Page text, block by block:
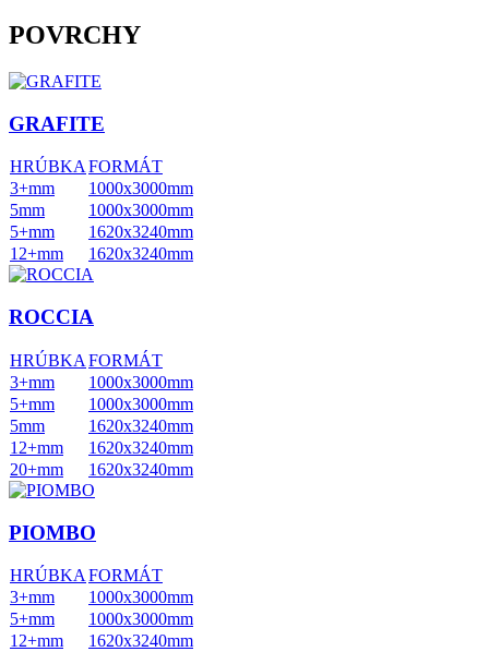
POVRCHY
GRAFITE
HRÚBKA FORMÁT
3+mm
1000x3000mm
5mm
1000x3000mm
5+mm
1620x3240mm
12+mm
1620x3240mm
ROCCIA
HRÚBKA FORMÁT
3+mm
1000x3000mm
5+mm
1000x3000mm
5mm
1620x3240mm
12+mm
1620x3240mm
20+mm
1620x3240mm
PIOMBO
HRÚBKA FORMÁT
3+mm
1000x3000mm
5+mm
1000x3000mm
12+mm
1620x3240mm